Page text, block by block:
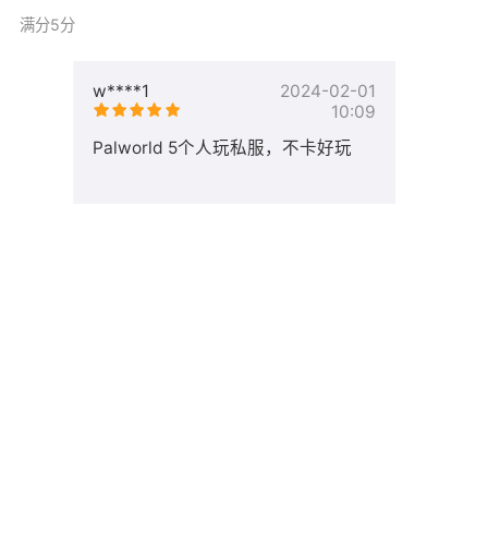
满分5分
w****1
2024-02-01
10:09
Palworld 5个人玩私服，不卡好玩